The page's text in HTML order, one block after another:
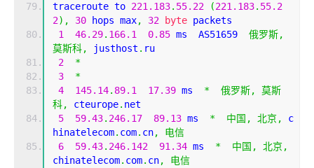
traceroute to 221.183. 55.22 (221.183. 55.2
2), 30 hops max, 32 byte packets
1
46.29. 166.1 0.85 ms  AS51659 俄罗斯,
莫斯科,
justhost . ru
2
*
3
*
4
145.14. 89.1 17.39 ms * 俄罗斯,
莫斯
科,
cteurope. net
5
59.43. 246.17 89.13 ms * 中国, 北京,
c
hinatelecom. com. cn,
电信
6
59.43. 246.142 91.34 ms * 中国,
北京,
chinatelecom. com. cn,
电信